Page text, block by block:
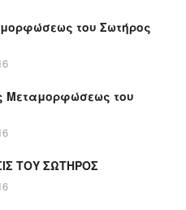
του Σωτήρος
Μεταμορφώσεως του
ΤΟΥ ΣΩΤΗΡΟΣ